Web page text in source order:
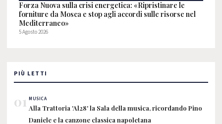
Forza Nuova sulla crisi energetica: «Ripristinare le
forniture da Mosca e stop agli accordi sulle risorse nel
Mediterraneo»
5 Agosto 2026
PIÙ LETTI
01 MUSICA
Alla Trattoria 'Al28' la Sala della musica, ricordando Pino
Daniele e la canzone classica napoletana